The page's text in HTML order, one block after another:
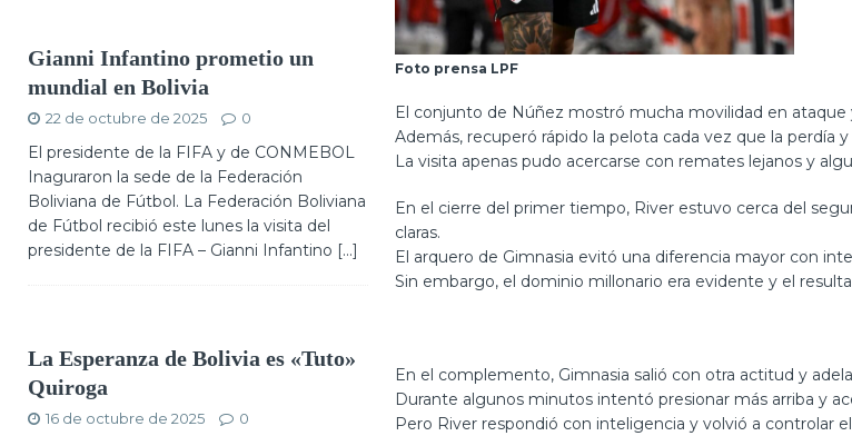
Foto prensa LPF
El conjunto de Núñez mostró mucha movilidad en ataque
Además, recuperó rápido la pelota cada vez que la perdía
La visita apenas pudo acercarse con remates lejanos y
En el cierre del primer tiempo, River estuvo cerca del
claras.
El arquero de Gimnasia evitó una diferencia mayor con
Sin embargo, el dominio millonario era evidente y el
En el complemento, Gimnasia salió con otra actitud y
Durante algunos minutos intentó presionar más arriba y
Pero River respondió con inteligencia y volvió a controlar
Gianni Infantino prometio un
mundial en Bolivia
22 de octubre de 2025 0
El presidente de la FIFA y de CONMEBOL
Inaguraron la sede de la Federación
Boliviana de Fútbol. La Federación Boliviana
de Fútbol recibió este lunes la visita del
presidente de la FIFA – Gianni Infantino [...]
La Esperanza de Bolivia es «Tuto»
Quiroga
16 de octubre de 2025 0